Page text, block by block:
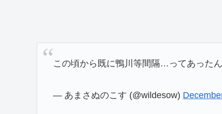
この頃から既に鴨川等間隔…ってあった
— あまさぬのこす (@wildesow)